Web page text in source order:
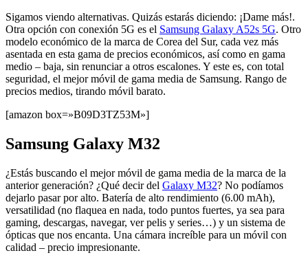
Sigamos viendo alternativas. Quizás estarás diciendo: ¡Dame más!.
Otra opción con conexión 5G es el Samsung Galaxy A52s 5G. Otro
modelo económico de la marca de Corea del Sur, cada vez más
asentada en esta gama de precios económicos, así como en gama
medio – baja, sin renunciar a otros escalones. Y este es, con total
seguridad, el mejor móvil de gama media de Samsung. Rango de
precios medios, tirando móvil barato.
[amazon box=»B09D3TZ53M»]
Samsung Galaxy M32
¿Estás buscando el mejor móvil de gama media de la marca de la
anterior generación? ¿Qué decir del Galaxy M32? No podíamos
dejarlo pasar por alto. Batería de alto rendimiento (6.00 mAh),
versatilidad (no flaquea en nada, todo puntos fuertes, ya sea para
gaming, descargas, navegar, ver pelis y series…) y un sistema de
ópticas que nos encanta. Una cámara increíble para un móvil con
calidad – precio impresionante.